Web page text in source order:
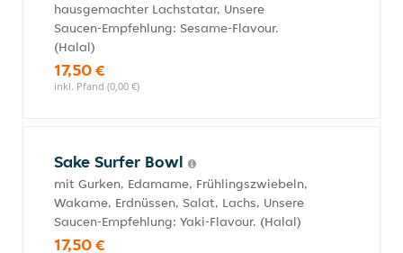
hausgemachter Lachstatar, Unsere
Saucen-Empfehlung: Sesame-Flavour.
(Halal)
17,50 €
inkl. Pfand (0,00 €)
Sake Surfer Bowl
mit Gurken, Edamame, Frühlingszwiebeln,
Wakame, Erdnüssen, Salat, Lachs, Unsere
Saucen-Empfehlung: Yaki-Flavour. (Halal)
17,50 €